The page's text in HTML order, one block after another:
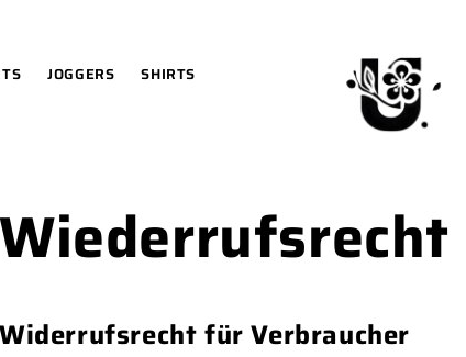
JOGGERS
SHIRTS
Wiederrufsrecht
Widerrufsrecht für Verbraucher